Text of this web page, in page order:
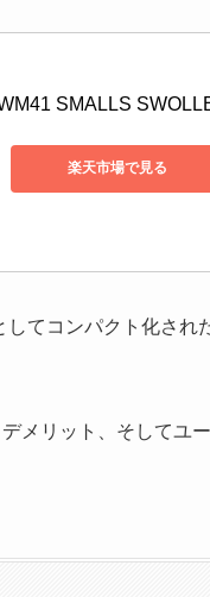
SMALLS
楽天市場で見る
てコンパクト化され
メリット、そしてユ